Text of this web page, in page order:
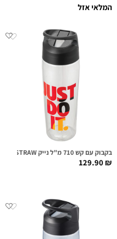
המלאי אזל
בקבוק עם קש 710 מ"ל נייק NIKE TR HYPERCHARGE STRAW שקוף גרפי
129.90₪